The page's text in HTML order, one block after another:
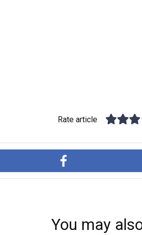
Rate article
You may